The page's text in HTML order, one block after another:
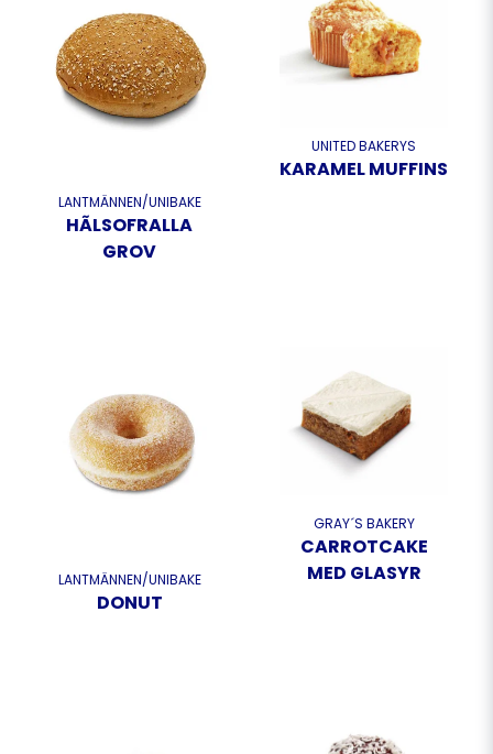
LANTMÄNNEN/UNIBAKE
HÃLSOFRALLA
GROV
UNITED BAKERYS
KARAMEL MUFFINS
LANTMÄNNEN/UNIBAKE
DONUT
GRAY´S BAKERY
CARROTCAKE
MED GLASYR